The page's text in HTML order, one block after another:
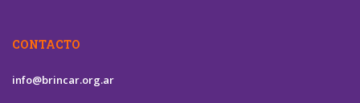
CONTACTO
info@brincar.org.ar